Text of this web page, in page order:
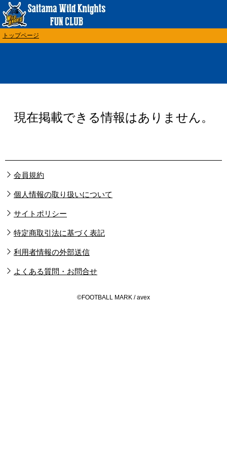
トップページ
現在掲載できる情報はありません。
会員規約
個人情報の取り扱いについて
サイトポリシー
特定商取引法に基づく表記
利用者情報の外部送信
よくある質問・お問合せ
©FOOTBALL MARK / avex